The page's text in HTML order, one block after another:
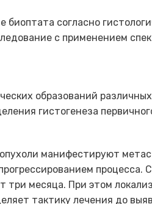
биоптата согласно
с применением
образований
гистогенеза
манифестируют
месяца. При этом
тактику лечения до